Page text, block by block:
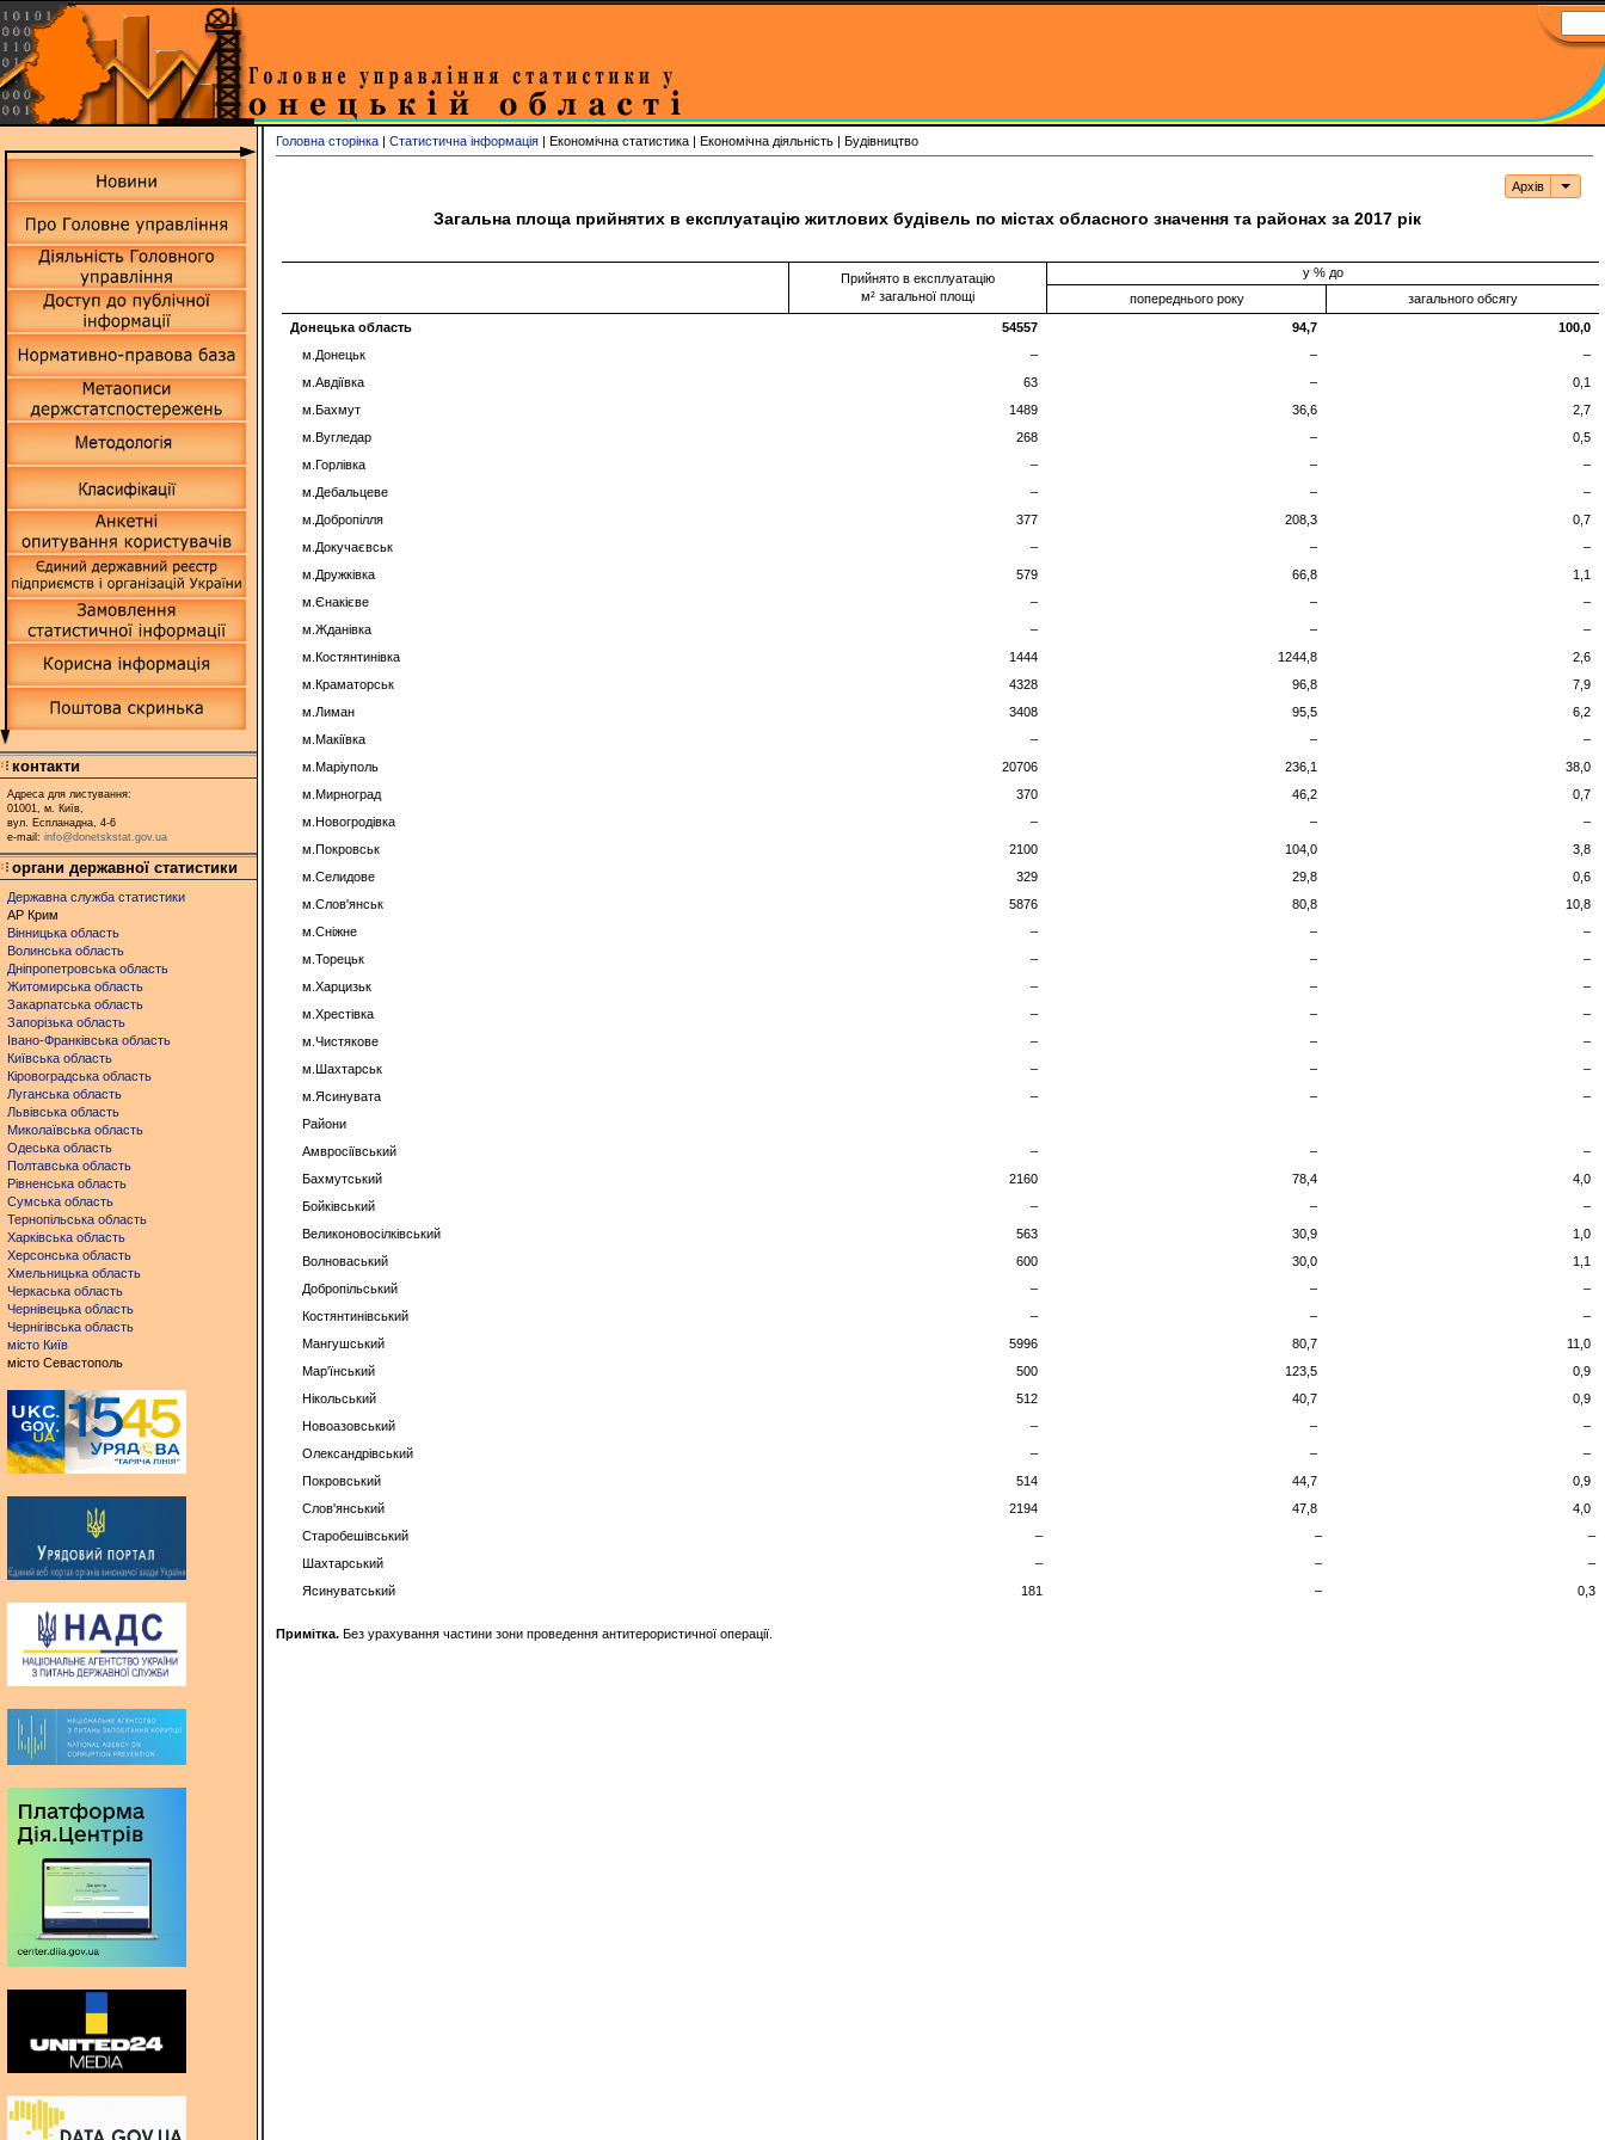
контакти
Адреса для листування:
01001, м. Київ,
вул. Еспланадна, 4-6
e-mail: info@donetskstat.gov.ua
органи державної статистики
Державна служба статистики
АР Крим
Вінницька область
Волинська область
Дніпропетровська область
Житомирська область
Закарпатська область
Запорізька область
Івано-Франківська область
Київська область
Кіровоградська область
Луганська область
Львівська область
Миколаївська область
Одеська область
Полтавська область
Рівненська область
Сумська область
Тернопільська область
Харківська область
Херсонська область
Хмельницька область
Черкаська область
Чернівецька область
Чернігівська область
місто Київ
місто Севастополь
Головна сторінка | Статистична інформація | Економічна статистика | Економічна діяльність | Будівництво
Архів
Загальна площа прийнятих в експлуатацію житлових будівель по містах обласного значення та районах за 2017 рік
Прийнято в експлуатацію
м² загальної площі
у % до
попереднього року
загального обсягу
Донецька область
54557 94,7
100,0
м.Донецьк
– –
–
м.Авдіївка
63 –
0,1
м.Бахмут
1489 36,6
2,7
м.Вугледар
268 –
0,5
м.Горлівка
– –
–
м.Дебальцеве
– –
–
м.Добропілля
377 208,3
0,7
м.Докучаєвськ
– –
–
м.Дружківка
579 66,8
1,1
м.Єнакієве
– –
–
м.Жданівка
– –
–
м.Костянтинівка
1444 1244,8
2,6
м.Краматорськ
4328 96,8
7,9
м.Лиман
3408 95,5
6,2
м.Макіївка
– –
–
м.Маріуполь
20706 236,1
38,0
м.Мирноград
370 46,2
0,7
м.Новогродівка
– –
–
м.Покровськ
2100 104,0
3,8
м.Селидове
329 29,8
0,6
м.Слов'янськ
5876 80,8
10,8
м.Сніжне
– –
–
м.Торецьк
– –
–
м.Харцизьк
– –
–
м.Хрестівка
– –
–
м.Чистякове
– –
–
м.Шахтарськ
– –
–
м.Ясинувата
– –
–
Райони
Амвросіївський
– –
–
Бахмутський
2160 78,4
4,0
Бойківський
– –
–
Великоновосілківський
563 30,9
1,0
Волноваський
600 30,0
1,1
Добропільський
– –
–
Костянтинівський
– –
–
Мангушський
5996 80,7
11,0
Мар'їнський
500 123,5
0,9
Нікольський
512 40,7
0,9
Новоазовський
– –
–
Олександрівський
– –
–
Покровський
514 44,7
0,9
Слов'янський
2194 47,8
4,0
Старобешівський
– –
–
Шахтарський
– –
–
Ясинуватський
181 – 0,3
Примітка. Без урахування частини зони проведення антитерористичної операції.